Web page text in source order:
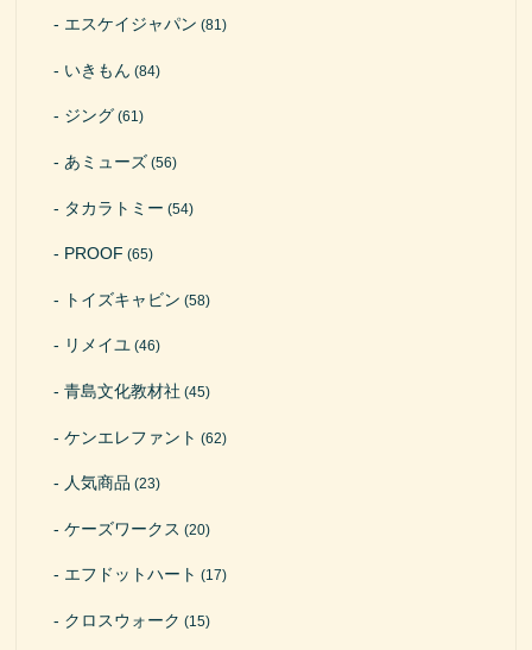
エスケイジャパン (81)
いきもん (84)
ジング (61)
あミューズ (56)
タカラトミー (54)
PROOF (65)
トイズキャビン (58)
リメイユ (46)
青島文化教材社 (45)
ケンエレファント (62)
人気商品 (23)
ケーズワークス (20)
エフドットハート (17)
クロスウォーク (15)